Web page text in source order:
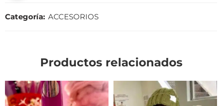
Categoría: ACCESORIOS
Productos relacionados